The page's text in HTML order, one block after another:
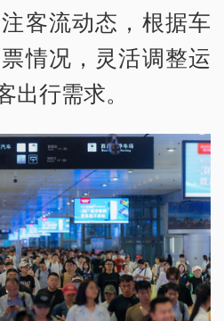
客流动态，根据车
情况，灵活调整运
出行需求。